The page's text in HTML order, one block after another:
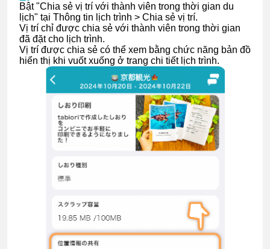
Bật "Chia sẻ vị trí với thành viên trong thời gian du
lịch" tại Thông tin lịch trình > Chia sẻ vị trí.
Vị trí chỉ được chia sẻ với thành viên trong thời gian
đã đặt cho lịch trình.
Vị trí được chia sẻ có thể xem bằng chức năng bản đồ
hiển thị khi vuốt xuống ở trang chi tiết lịch trình.